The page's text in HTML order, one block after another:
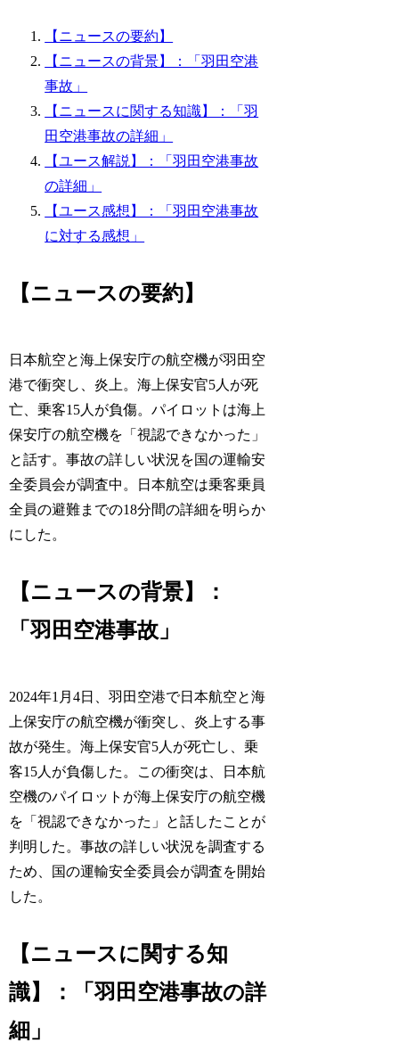
【ニュースの要約】
【ニュースの背景】：「羽田空港
事故」
【ニュースに関する知識】：「羽
田空港事故の詳細」
【ユース解説】：「羽田空港事故
の詳細」
【ユース感想】：「羽田空港事故
に対する感想」
【ニュースの要約】
日本航空と海上保安庁の航空機が羽田空
港で衝突し、炎上。海上保安官5人が死
亡、乗客15人が負傷。パイロットは海上
保安庁の航空機を「視認できなかった」
と話す。事故の詳しい状況を国の運輸安
全委員会が調査中。日本航空は乗客乗員
全員の避難までの18分間の詳細を明らか
にした。
【ニュースの背景】：
「羽田空港事故」
2024年1月4日、羽田空港で日本航空と海
上保安庁の航空機が衝突し、炎上する事
故が発生。海上保安官5人が死亡し、乗
客15人が負傷した。この衝突は、日本航
空機のパイロットが海上保安庁の航空機
を「視認できなかった」と話したことが
判明した。事故の詳しい状況を調査する
ため、国の運輸安全委員会が調査を開始
した。
【ニュースに関する知
識】：「羽田空港事故の詳
細」